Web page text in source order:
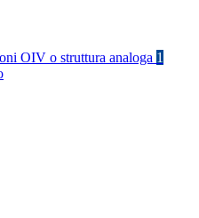
OIV o struttura analoga 1